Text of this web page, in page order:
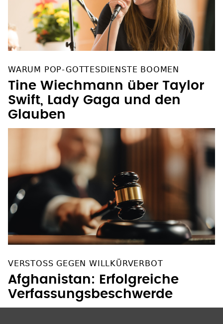
WARUM POP-GOTTESDIENSTE BOOMEN
Tine Wiechmann über Taylor
Swift, Lady Gaga und den
Glauben
VERSTOSS GEGEN WILLKÜRVERBOT
Afghanistan: Erfolgreiche
Verfassungsbeschwerde